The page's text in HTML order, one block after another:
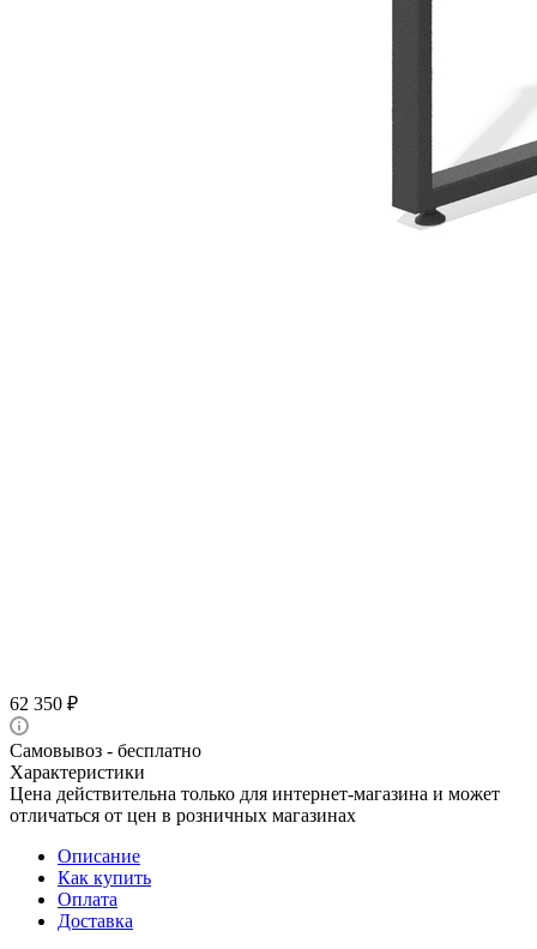
62 350 ₽
Самовывоз - бесплатно
Характеристики
Цена действительна только для интернет-магазина и может
отличаться от цен в розничных магазинах
Описание
Как купить
Оплата
Доставка